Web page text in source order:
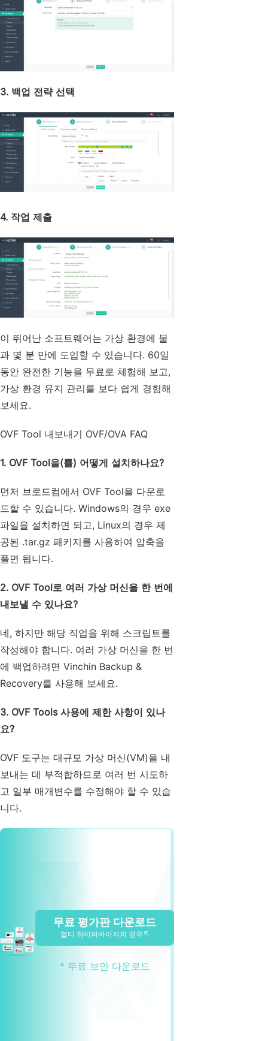
3. 백업 전략 선택
4. 작업 제출
이 뛰어난 소프트웨어는 가상 환경에 불
과 몇 분 만에 도입할 수 있습니다. 60일
동안 완전한 기능을 무료로 체험해 보고,
가상 환경 유지 관리를 보다 쉽게 경험해
보세요.
OVF Tool 내보내기 OVF/OVA FAQ
1. OVF Tool을(를) 어떻게 설치하나요?
먼저 브로드컴에서 OVF Tool을 다운로
드할 수 있습니다. Windows의 경우 exe
파일을 설치하면 되고, Linux의 경우 제
공된 .tar.gz 패키지를 사용하여 압축을
풀면 됩니다.
2. OVF Tool로 여러 가상 머신을 한 번에
내보낼 수 있나요?
네, 하지만 해당 작업을 위해 스크립트를
작성해야 합니다. 여러 가상 머신을 한 번
에 백업하려면 Vinchin Backup &
Recovery를 사용해 보세요.
3. OVF Tools 사용에 제한 사항이 있나
요?
OVF 도구는 대규모 가상 머신(VM)을 내
보내는 데 부적합하므로 여러 번 시도하
고 일부 매개변수를 수정해야 할 수 있습
니다.
무료 평가판 다운로드
멀티 하이퍼바이저의 경우↖
* 무료 보안 다운로드